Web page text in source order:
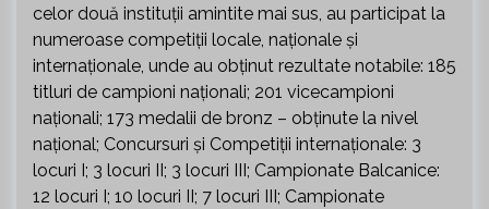
celor două instituții amintite mai sus, au participat la
numeroase competiții locale, naționale și
internaționale, unde au obținut rezultate notabile: 185
titluri de campioni naționali; 201 vicecampioni
naționali; 173 medalii de bronz – obținute la nivel
național; Concursuri și Competiții internaționale: 3
locuri I; 3 locuri II; 3 locuri III; Campionate Balcanice:
12 locuri I; 10 locuri II; 7 locuri III; Campionate